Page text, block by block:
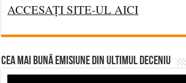
ACCESAȚI SITE-UL AICI
CEA MAI BUNĂ EMISIUNE DIN ULTIMUL DECENIU